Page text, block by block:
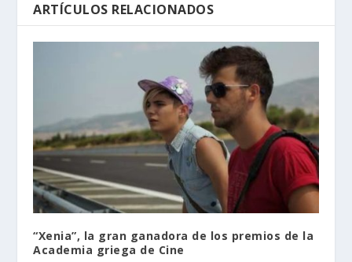
ARTÍCULOS RELACIONADOS
“Xenia”, la gran ganadora de los premios de la
Academia griega de Cine